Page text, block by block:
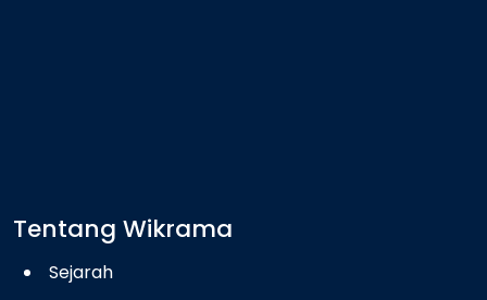
Tentang Wikrama
Sejarah